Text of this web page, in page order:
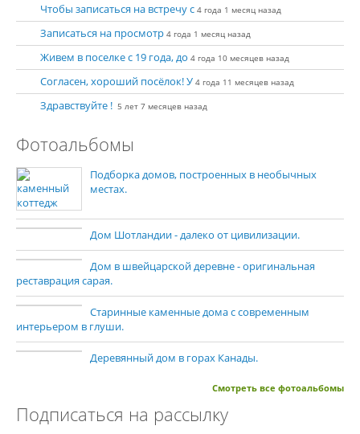
Чтобы записаться на встречу с 4 года 1 месяц назад
Записаться на просмотр 4 года 1 месяц назад
Живем в поселке с 19 года, до 4 года 10 месяцев назад
Согласен, хороший посёлок! У 4 года 11 месяцев назад
Здравствуйте ! 5 лет 7 месяцев назад
Фотоальбомы
Подборка домов, построенных в необычных
местах.
Дом Шотландии - далеко от цивилизации.
Дом в швейцарской деревне - оригинальная
реставрация сарая.
Старинные каменные дома с современным
интерьером в глуши.
Деревянный дом в горах Канады.
Смотреть все фотоальбомы
Подписаться на рассылку